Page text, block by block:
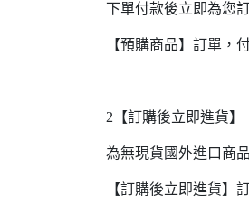
下單付款後立即為您
【預購商品】訂單，
2【訂購後立即進貨】
為無現貨國外進口商
【訂購後立即進貨】